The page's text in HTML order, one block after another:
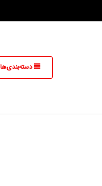
دسته‌بندی‌ها